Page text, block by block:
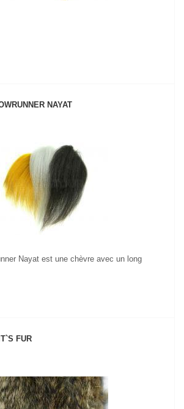
NAYAT
VOIR LE PRODUIT
Nayat est une chèvre avec un long
FUR
VOIR LE PRODUIT